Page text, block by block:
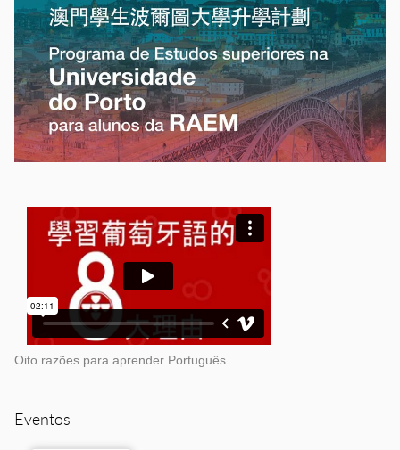
Oito razões para aprender Português
Eventos